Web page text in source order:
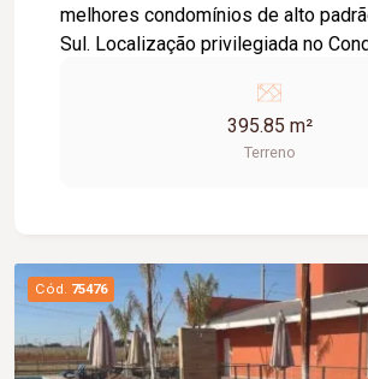
melhores condomínios de alto
Sul. Localização privilegiada no
Controle de acesso com câmeras e
segurança; Irrigação automatizada;
totalmente subterrânea; Painéis
Salão de festas; Family space;
Quadras de esportes; Beach tênis;
tênis; Campo de futebol society;
395.85 m²
Terreno
Cód. 75476